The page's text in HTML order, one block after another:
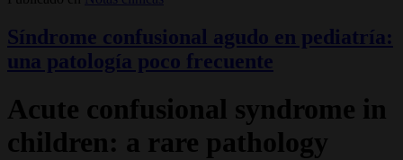
Síndrome confusional agudo en pediatría:
una patología poco frecuente
Acute confusional syndrome in
children: a rare pathology